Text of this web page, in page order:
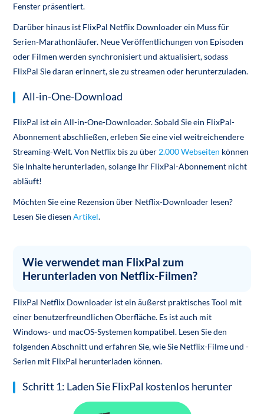
Fenster präsentiert.
Darüber hinaus ist FlixPal Netflix Downloader ein Muss für
Serien-Marathonläufer. Neue Veröffentlichungen von Episoden
oder Filmen werden synchronisiert und aktualisiert, sodass
FlixPal Sie daran erinnert, sie zu streamen oder herunterzuladen.
All-in-One-Download
FlixPal ist ein All-in-One-Downloader. Sobald Sie ein FlixPal-
Abonnement abschließen, erleben Sie eine viel weitreichendere
Streaming-Welt. Von Netflix bis zu über 2.000 Webseiten können
Sie Inhalte herunterladen, solange Ihr FlixPal-Abonnement nicht
abläuft!
Möchten Sie eine Rezension über Netflix-Downloader lesen?
Lesen Sie diesenArtikel.
Wie verwendet man FlixPal zum
Herunterladen von Netflix-Filmen?
FlixPal Netflix Downloader ist ein äußerst praktisches Tool mit
einer benutzerfreundlichen Oberfläche. Es ist auch mit
Windows- und macOS-Systemen kompatibel. Lesen Sie den
folgenden Abschnitt und erfahren Sie, wie Sie Netflix-Filme und -
Serien mit FlixPal herunterladen können.
Schritt 1: Laden Sie FlixPal kostenlos herunter